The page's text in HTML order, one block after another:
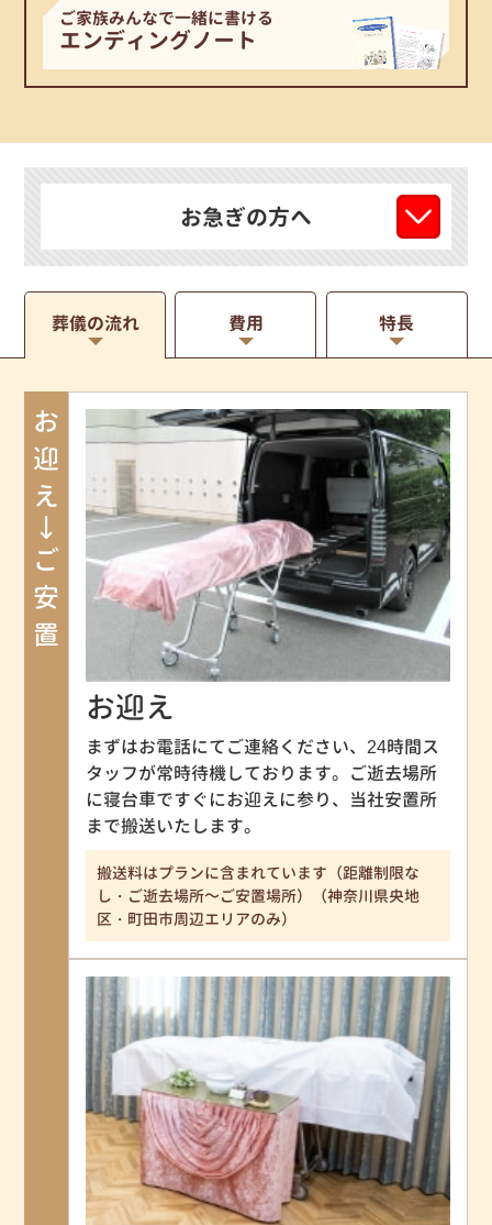
ご家族みんなで一緒に書ける
エンディングノート
お急ぎの方へ
葬儀の流れ 費用 特長
お迎え→ご安置
お迎え
まずはお電話にてご連絡ください、24時間ス
タッフが常時待機しております。ご逝去場所
に寝台車ですぐにお迎えに参り、当社安置所
まで搬送いたします。
搬送料はプランに含まれています（距離制限な
し・ご逝去場所～ご安置場所）（神奈川県央地
区・町田市周辺エリアのみ）